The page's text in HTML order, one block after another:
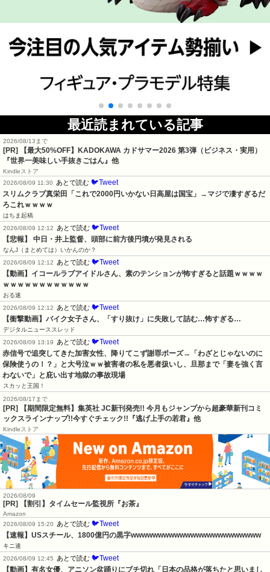
最近読まれている記事
2026/08/13まで
[PR]
【最大50%OFF】KADOKAWA カドサマー2026 第3弾（ビジネス・実用）
『世界一美味しい手抜きごはん』他
Kindleストア
2026/08/09 11:30
あとで読む 🐦Tweet
スリムクラブ真栄田「これで2000円いかない日高屋は国宝」→マジで凄すぎるだ
ろこれｗｗｗｗ
はちま起稿
2026/08/09 12:12
あとで読む 🐦Tweet
【悲報】 中日・井上監督、頭部に前方後円墳が発見される
なんJ（まとめては）いかんのか？
2026/08/09 12:12
あとで読む 🐦Tweet
【動画】イコールラブアイドルさん、素のテンションが怖すぎると話題ｗｗｗｗ
ｗｗｗｗｗｗｗｗｗｗｗｗ
おる速
2026/08/09 12:12
あとで読む 🐦Tweet
【衝撃動画】バイク女子さん、「すり抜け」に失敗して詰む…怖すぎる…
デジタルニューススレッド
2026/08/09 13:19
あとで読む 🐦Tweet
赤信号で追突してきた加害女性、降りてこず謝罪ポーズ→「わざとじゃないのに
保険使うの！？」と大号泣ｗｗ被害者の私を悪者扱いし、旦那まで「妻を強く言
わないで」と庇い出す地獄の事故現場
スカッと王国！
2026/08/17まで
[PR] 【期間限定無料】集英社 JC新刊発売!! 今月もジャンプから超豪華新刊コミ
ックスラインナップ!!今すぐチェック!!『逃げ上手の若君』他
Kindleストア
2026/08/09
[PR] 【割引】タイムセール監視所『お茶』
Amazon
2026/08/09 15:20
あとで読む 🐦Tweet
【速報】USスチール、1800億円の黒字wwwwwwwwwwwwwwwwwwwwwwww
キニ速
2026/08/09 12:45
あとで読む 🐦Tweet
【動画】有名女優、アニソン盆踊りにブチ切れ「日本の品格が落ちたと思いまし